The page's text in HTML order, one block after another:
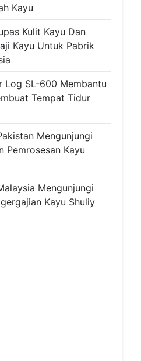
Kayu
Kulit Kayu Dan
Kayu Untuk Pabrik
Log SL-600 Membantu
Tempat Tidur
Mengunjungi
Pemrosesan Kayu
Mengunjungi
Kayu Shuliy